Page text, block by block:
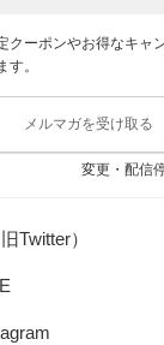
クーポンやお得なキャ
す。
メルマガを受け取る
変更・配信
Twitter）